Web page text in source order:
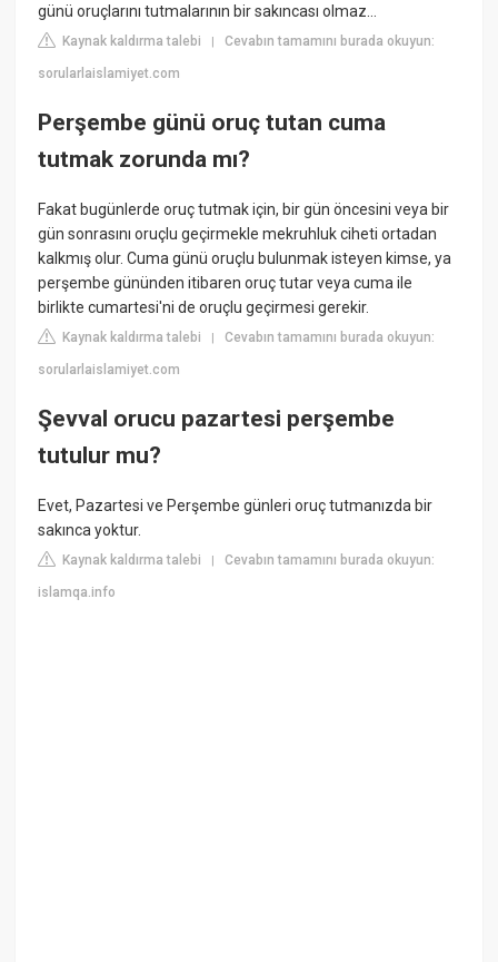
günü oruçlarını tutmalarının bir sakıncası olmaz...
Kaynak kaldırma talebi |Cevabın tamamını burada okuyun:
sorularlaislamiyet.com
Perşembe günü oruç tutan cuma
tutmak zorunda mı?
Fakat bugünlerde oruç tutmak için, bir gün öncesini veya bir
gün sonrasını oruçlu geçirmekle mekruhluk ciheti ortadan
kalkmış olur. Cuma günü oruçlu bulunmak isteyen kimse, ya
perşembe gününden itibaren oruç tutar veya cuma ile
birlikte cumartesi'ni de oruçlu geçirmesi gerekir.
Kaynak kaldırma talebi |Cevabın tamamını burada okuyun:
sorularlaislamiyet.com
Şevval orucu pazartesi perşembe
tutulur mu?
Evet, Pazartesi ve Perşembe günleri oruç tutmanızda bir
sakınca yoktur.
Kaynak kaldırma talebi |Cevabın tamamını burada okuyun:
islamqa.info